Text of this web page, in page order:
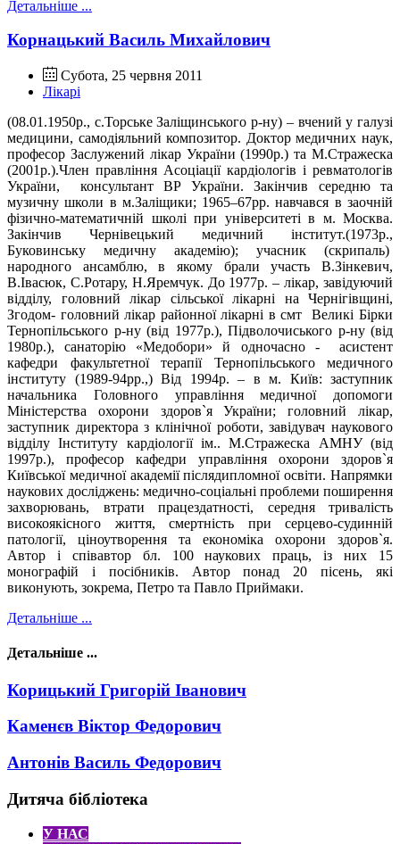
Детальніше ...
Корнацький Василь Михайлович
Субота, 25 червня 2011
Лікарі
(08.01.1950р., с.Торське Заліщинського р-ну) – вчений у галузі
медицини, самодіяльний композитор. Доктор медичних наук,
професор Заслужений лікар України (1990р.) та М.Стражеска
(2001р.).Член правління Асоціації кардіологів і ревматологів
України,
консультант ВР України. Закінчив середню та
музичну школи в м.Заліщики; 1965–67рр. навчався в заочній
фізично-математичній школі при університеті в м. Москва.
Закінчив Чернівецький медичний інститут.(1973р.,
Буковинську медичну академію); учасник (скрипаль)
народного ансамблю, в якому брали участь В.Зінкевич,
В.Івасюк, С.Ротару, Н.Яремчук. До 1977р. – лікар, завідуючий
відділу, головний лікар сільської лікарні на Чернігівщині,
Згодом- головний лікар районної лікарні в смт
Великі Бірки
Тернопільського р-ну (від 1977р.), Підволочиського р-ну (від
1980р.), санаторію «Медобори» й одночасно -
асистент
кафедри факультетної терапії Тернопільського медичного
інституту (1989-94рр.,) Від 1994р. – в м. Київ: заступник
начальника Головного управління медичної допомоги
Міністерства охорони здоров`я України; головний лікар,
заступник директора з клінічної роботи, завідувач наукового
відділу Інституту кардіології ім.. М.Стражеска АМНУ (від
1997р.), професор кафедри управління охорони здоров`я
Київської медичної академії післядипломної освіти. Напрямки
наукових досліджень: медично-соціальні проблеми поширення
захворювань, втрати працездатності, середня тривалість
високоякісного життя, смертність при серцево-судинній
патології, ціноутворення та економіка охорони здоров`я.
Автор і співавтор бл. 100 наукових праць, із них 15
монографій і посібників. Автор понад 20 пісень, які
виконують, зокрема, Петро та Павло Приймаки.
Детальніше ...
Детальніше ...
Корицький Григорій Іванович
Каменєв Віктор Федорович
Антонів Василь Федорович
Дитяча бібліотека
У НАС